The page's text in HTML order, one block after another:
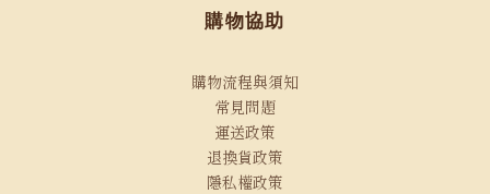
購物協助
購物流程與須知
常見問題
運送政策
退換貨政策
隱私權政策